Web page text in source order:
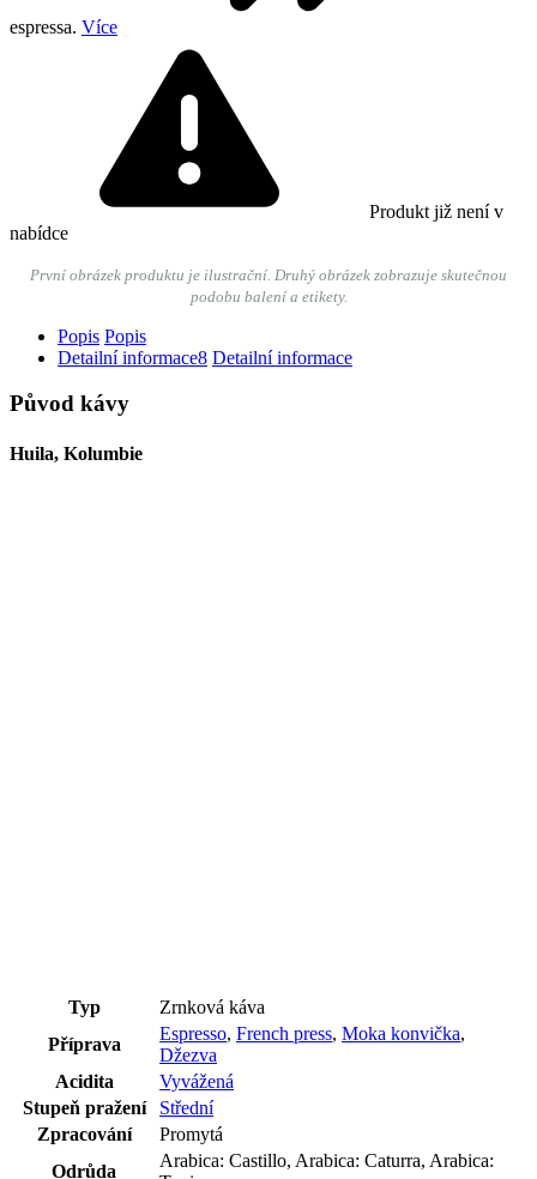
espressa. Více
Produkt již není v
nabídce
První obrázek produktu je ilustrační. Druhý obrázek zobrazuje skutečnou
podobu balení a etikety.
Popis Popis
Detailní informace8 Detailní informace
Původ kávy
Huila, Kolumbie
Typ
Zrnková káva
Příprava
Espresso, French press, Moka konvička,
Džezva
Acidita
Vyvážená
Stupeň pražení
Střední
Zpracování
Promytá
Odrůda
Arabica: Castillo, Arabica: Caturra, Arabica: